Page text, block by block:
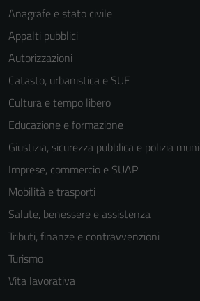
Anagrafe e stato civile
Appalti pubblici
Autorizzazioni
Catasto, urbanistica e SUE
Cultura e tempo libero
Educazione e formazione
Giustizia, sicurezza pubblica e polizia
Imprese, commercio e SUAP
Mobilità e trasporti
Salute, benessere e assistenza
Tributi, finanze e contravvenzioni
Turismo
Vita lavorativa